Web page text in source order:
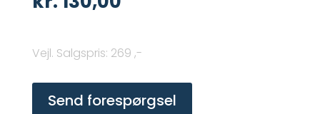
Vejl. Salgspris: 269 ,-
Send forespørgsel